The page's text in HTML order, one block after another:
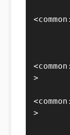
</common:start-
<common:end-
>
>